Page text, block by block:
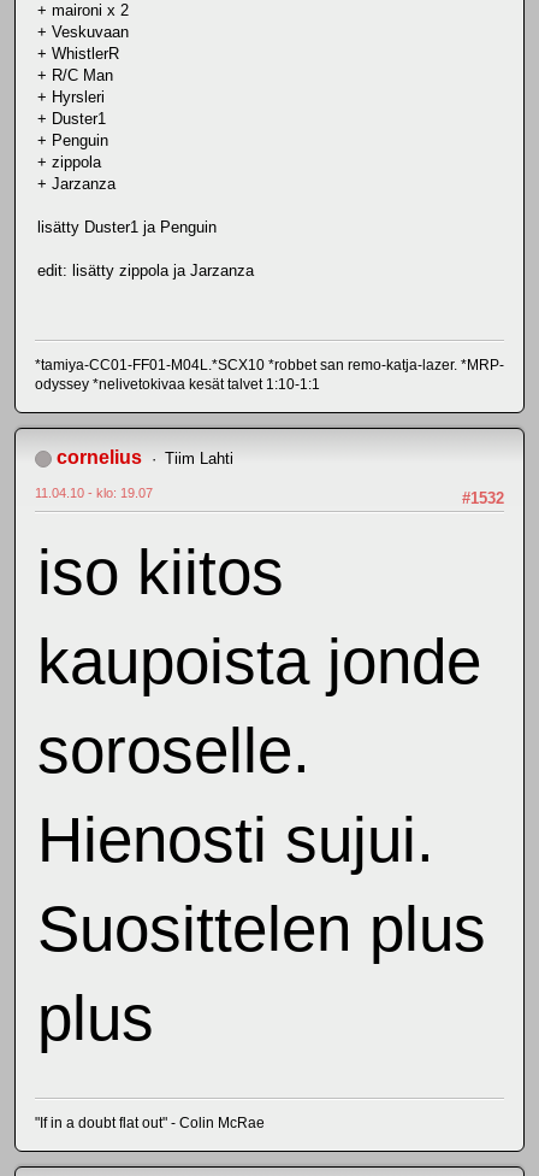
+ maironi x 2
+ Veskuvaan
+ WhistlerR
+ R/C Man
+ Hyrsleri
+ Duster1
+ Penguin
+ zippola
+ Jarzanza
lisätty Duster1 ja Penguin
edit: lisätty zippola ja Jarzanza
*tamiya-CC01-FF01-M04L.*SCX10 *robbet san remo-katja-lazer. *MRP-
odyssey *nelivetokivaa kesät talvet 1:10-1:1
cornelius Tiim Lahti
#1532
11.04.10 - klo: 19.07
iso kiitos
kaupoista jonde
soroselle.
Hienosti sujui.
Suosittelen plus
plus
"If in a doubt flat out" - Colin McRae